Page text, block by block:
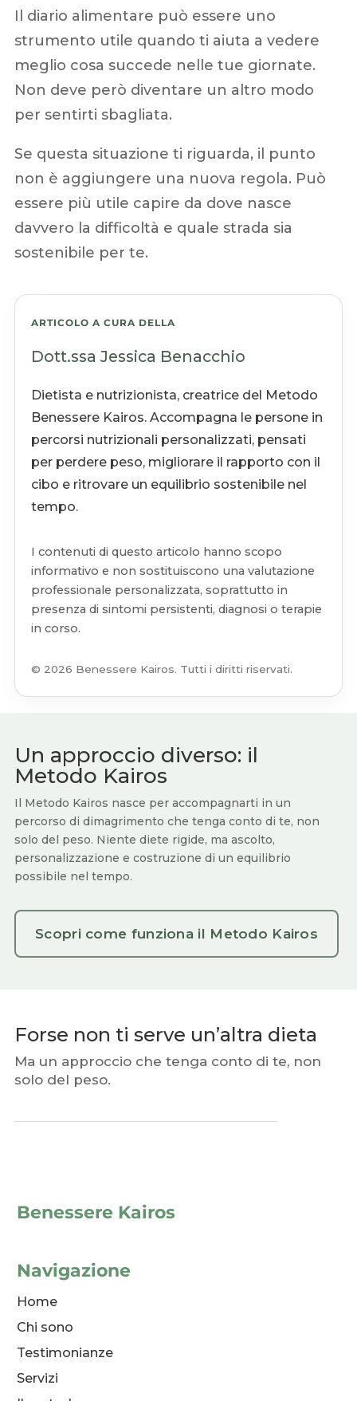
Il diario alimentare può essere uno
strumento utile quando ti aiuta a vedere
meglio cosa succede nelle tue giornate.
Non deve però diventare un altro modo
per sentirti sbagliata.
Se questa situazione ti riguarda, il punto
non è aggiungere una nuova regola. Può
essere più utile capire da dove nasce
davvero la difficoltà e quale strada sia
sostenibile per te.
ARTICOLO A CURA DELLA
Dott.ssa Jessica Benacchio
Dietista e nutrizionista, creatrice del Metodo
Benessere Kairos. Accompagna le persone in
percorsi nutrizionali personalizzati, pensati
per perdere peso, migliorare il rapporto con il
cibo e ritrovare un equilibrio sostenibile nel
tempo.
I contenuti di questo articolo hanno scopo
informativo e non sostituiscono una valutazione
professionale personalizzata, soprattutto in
presenza di sintomi persistenti, diagnosi o terapie
in corso.
© 2026 Benessere Kairos. Tutti i diritti riservati.
Un approccio diverso: il
Metodo Kairos
Il Metodo Kairos nasce per accompagnarti in un
percorso di dimagrimento che tenga conto di te, non
solo del peso. Niente diete rigide, ma ascolto,
personalizzazione e costruzione di un equilibrio
possibile nel tempo.
Scopri come funziona il Metodo Kairos
Forse non ti serve un’altra dieta
Ma un approccio che tenga conto di te, non
solo del peso.
Benessere Kairos
Navigazione
Home
Chi sono
Testimonianze
Servizi